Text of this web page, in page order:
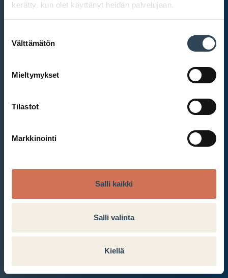
kerätty, kun olet käyttänyt heidän palvelujaan.
valinta
Välttämätön
Mieltymykset
Tilastot
Markkinointi
Salli kaikki
Salli valinta
Kiellä
Kauppakeskus Arabia
Et ole kirjautunut sisään. Kirjaudu sisään